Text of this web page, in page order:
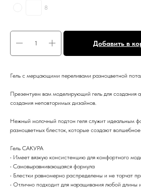
8
Добавить в
Гель с мерцающими переливами разноцветной
Презентуем вам моделирующий гель для создания
создания неповторимых дизайнов.
Нежный молочный подтон геля служит идеальным
разноцветных блесток, которые создают
Гель САКУРА
• Имеет вязкую консистенцию для комфортного
• Самовыравнивающаяся формула
• Блестки равномерно распределены и не торчат
• Отлично подходит для наращивания любой длины